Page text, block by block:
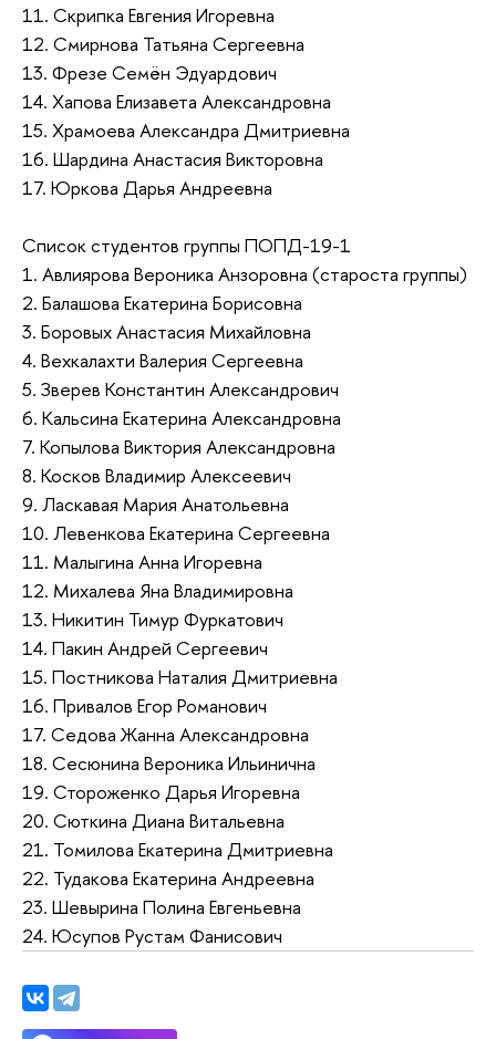
11. Скрипка Евгения Игоревна
12. Смирнова Татьяна Сергеевна
13. Фрезе Семён Эдуардович
14. Хапова Елизавета Александровна
15. Храмоева Александра Дмитриевна
16. Шардина Анастасия Викторовна
17. Юркова Дарья Андреевна
Список студентов группы ПОПД-19-1
1. Авлиярова Вероника Анзоровна (староста группы)
2. Балашова Екатерина Борисовна
3. Боровых Анастасия Михайловна
4. Вехкалахти Валерия Сергеевна
5. Зверев Константин Александрович
6. Кальсина Екатерина Александровна
7. Копылова Виктория Александровна
8. Косков Владимир Алексеевич
9. Ласкавая Мария Анатольевна
10. Левенкова Екатерина Сергеевна
11. Малыгина Анна Игоревна
12. Михалева Яна Владимировна
13. Никитин Тимур Фуркатович
14. Пакин Андрей Сергеевич
15. Постникова Наталия Дмитриевна
16. Привалов Егор Романович
17. Седова Жанна Александровна
18. Сесюнина Вероника Ильинична
19. Стороженко Дарья Игоревна
20. Сюткина Диана Витальевна
21. Томилова Екатерина Дмитриевна
22. Тудакова Екатерина Андреевна
23. Шевырина Полина Евгеньевна
24. Юсупов Рустам Фанисович